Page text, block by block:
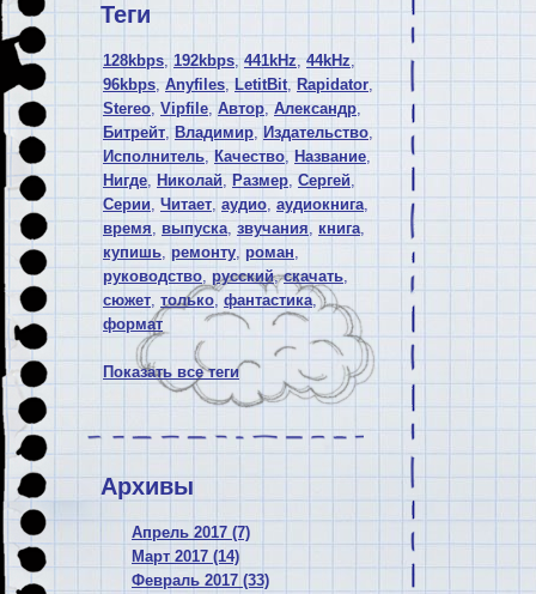
Теги
128kbps, 192kbps, 441kHz, 44kHz,
96kbps, Anyfiles, LetitBit, Rapidator,
Stereo, Vipfile, Автор, Александр,
Битрейт, Владимир, Издательство,
Исполнитель, Качество, Название,
Нигде, Николай, Размер, Сергей,
Серии,Читает, аудио, аудиокнига,
время, выпуска, звучания, книга,
купишь, ремонту, роман,
руководство, русский,скачать,
сюжет, только, фантастика,
формат
Показать все теги
Архивы
Апрель 2017 (7)
Март 2017 (14)
Февраль 2017 (33)